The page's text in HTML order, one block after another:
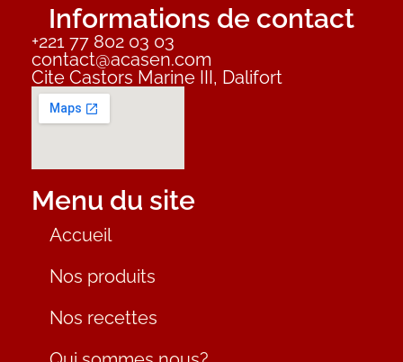
Informations de contact
+221 77 802 03 03
contact@acasen.com
Cite Castors Marine III, Dalifort
Menu du site
Accueil
Nos produits
Nos recettes